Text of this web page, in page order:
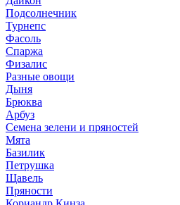
Подсолнечник
Турнепс
Фасоль
Спаржа
Физалис
Разные овощи
Дыня
Брюква
Арбуз
Семена зелени и пряностей
Мята
Базилик
Петрушка
Щавель
Пряности